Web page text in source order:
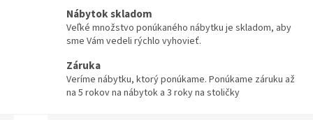
Nábytok skladom
Veľké množstvo ponúkaného nábytku je skladom, aby
sme Vám vedeli rýchlo vyhovieť.
Záruka
Veríme nábytku, ktorý ponúkame. Ponúkame záruku až
na 5 rokov na nábytok a 3 roky na stoličky